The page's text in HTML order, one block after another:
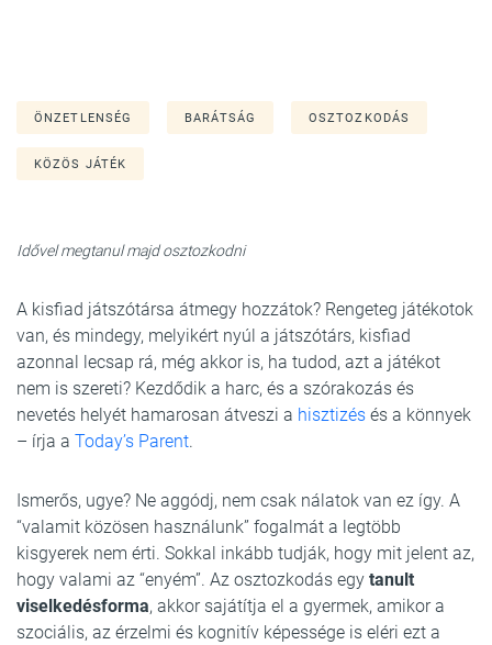
ÖNZETLENSÉG BARÁTSÁG OSZTOZKODÁS
KÖZÖS JÁTÉK
Idővel megtanul majd osztozkodni
A kisfiad játszótársa átmegy hozzátok? Rengeteg játékotok
van, és mindegy, melyikért nyúl a játszótárs, kisfiad
azonnal lecsap rá, még akkor is, ha tudod, azt a játékot
nem is szereti? Kezdődik a harc, és a szórakozás és
nevetés helyét hamarosan átveszi a hisztizés és a könnyek
– írja a Today’s Parent.
Ismerős, ugye? Ne aggódj, nem csak nálatok van ez így. A
“valamit közösen használunk” fogalmát a legtöbb
kisgyerek nem érti. Sokkal inkább tudják, hogy mit jelent az,
hogy valami az “enyém”. Az osztozkodás egy tanult
viselkedésforma, akkor sajátítja el a gyermek, amikor a
szociális, az érzelmi és kognitív képessége is eléri ezt a